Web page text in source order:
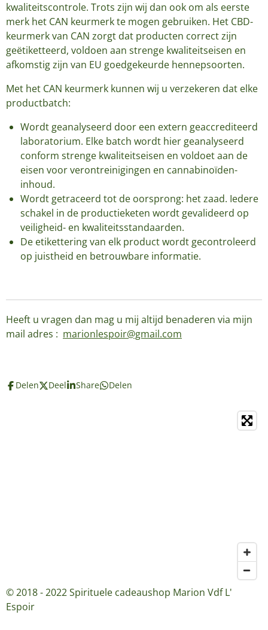
kwaliteitscontrole. Trots zijn wij dan ook om als eerste
merk het CAN keurmerk te mogen gebruiken. Het CBD-
keurmerk van CAN zorgt dat producten correct zijn
geëtiketteerd, voldoen aan strenge kwaliteitseisen en
afkomstig zijn van EU goedgekeurde hennepsoorten.
Met het CAN keurmerk kunnen wij u verzekeren dat elke
productbatch:
Wordt geanalyseerd door een extern geaccrediteerd
laboratorium. Elke batch wordt hier geanalyseerd
conform strenge kwaliteitseisen en voldoet aan de
eisen voor verontreinigingen en cannabinoïden-
inhoud.
Wordt getraceerd tot de oorsprong: het zaad. Iedere
schakel in de productieketen wordt gevalideerd op
veiligheid- en kwaliteitsstandaarden.
De etikettering van elk product wordt gecontroleerd
op juistheid en betrouwbare informatie.
Heeft u vragen dan mag u mij altijd benaderen via mijn
mail adres : marionlespoir@gmail.com
Delen Deel Share Delen
© 2018 - 2022 Spirituele cadeaushop Marion Vdf L'
Espoir